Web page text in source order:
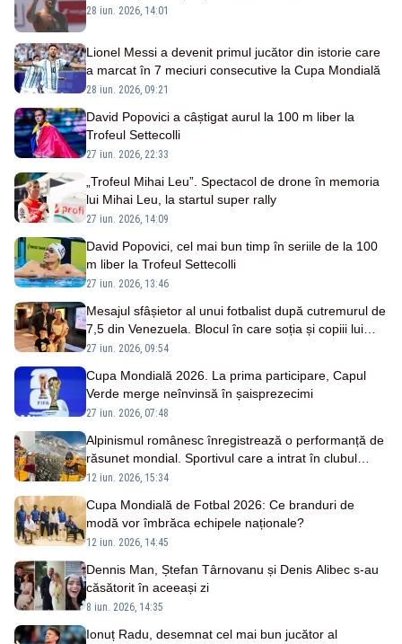
28 iun. 2026, 14:01
Lionel Messi a devenit primul jucător din istorie care
a marcat în 7 meciuri consecutive la Cupa Mondială
28 iun. 2026, 09:21
David Popovici a câștigat aurul la 100 m liber la
Trofeul Settecolli
27 iun. 2026, 22:33
„Trofeul Mihai Leu”. Spectacol de drone în memoria
lui Mihai Leu, la startul super rally
27 iun. 2026, 14:09
David Popovici, cel mai bun timp în seriile de la 100
m liber la Trofeul Settecolli
27 iun. 2026, 13:46
Mesajul sfâșietor al unui fotbalist după cutremurul de
7,5 din Venezuela. Blocul în care soția și copiii lui
locuiau s-a prăbușit
27 iun. 2026, 09:54
Cupa Mondială 2026. La prima participare, Capul
Verde merge neînvinsă în șaisprezecimi
27 iun. 2026, 07:48
Alpinismul românesc înregistrează o performanță de
răsunet mondial. Sportivul care a intrat în clubul
select „Seven Summits”
12 iun. 2026, 15:34
Cupa Mondială de Fotbal 2026: Ce branduri de
modă vor îmbrăca echipele naționale?
12 iun. 2026, 14:45
Dennis Man, Ștefan Târnovanu și Denis Alibec s-au
căsătorit în aceeași zi
8 iun. 2026, 14:35
Ionuț Radu, desemnat cel mai bun jucător al